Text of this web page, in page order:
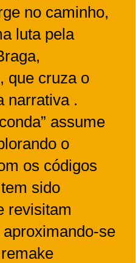
no caminho,
luta pela
que cruza o
narrativa .
assume
o
os códigos
sido
revisitam
se